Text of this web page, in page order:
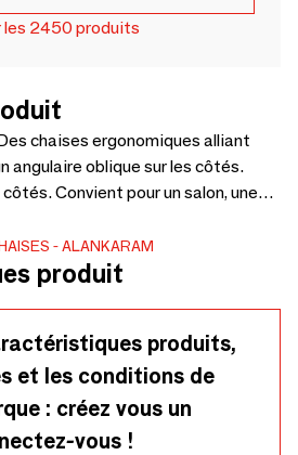
les 2450 produits
chaises ergonomiques alliant
angulaire oblique sur les côtés.
Convient pour un salon, une
ou un bureau. Personnalisables :
et tissu – 690 x 800 x 810 cm.
ALANKARAM
produit
produits,
et les conditions de
: créez vous un
vous !